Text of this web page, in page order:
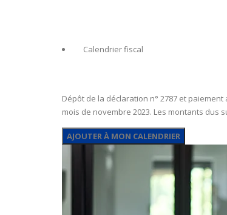
Calendrier fiscal
Dépôt de la déclaration n° 2787 et
mois de novembre 2023. Les montants dus
AJOUTER À MON CALENDRIER